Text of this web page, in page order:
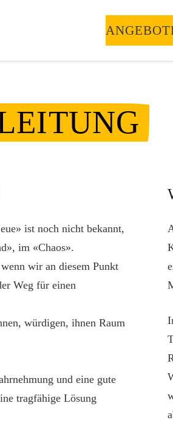
ist noch nicht bekannt,
im «Chaos».
wir an diesem Punkt
Weg für einen
würdigen, ihnen Raum
und eine gute
tragfähige Lösung